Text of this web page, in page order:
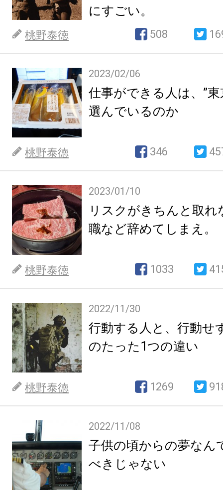
にすごい。
桃野泰徳 508
2023/02/06
仕事ができる人は、”
選んでいるのか
桃野泰徳 346
2023/01/10
リスクがきちんと取れ
職など辞めてしまえ。
桃野泰徳 1033
2022/11/30
行動する人と、行動せ
のたった1つの違い
桃野泰徳 1269
2022/11/08
子供の頃からの夢なん
べきじゃない